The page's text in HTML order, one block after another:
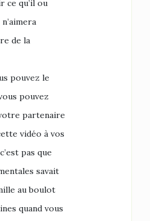
ce qu’il ou
de la
pouvez le
pouvez
partenaire
vidéo à vos
pas que
savait
au boulot
quand vous